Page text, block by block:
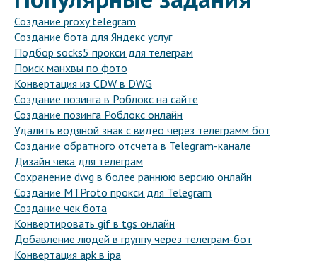
Создание proxy telegram
Создание бота для Яндекс услуг
Подбор socks5 прокси для телеграм
Поиск манхвы по фото
Конвертация из CDW в DWG
Создание позинга в Роблокс на сайте
Создание позинга Роблокс онлайн
Удалить водяной знак с видео через телеграмм бот
Создание обратного отсчета в Telegram-канале
Дизайн чека для телеграм
Сохранение dwg в более раннюю версию онлайн
Создание MTProto прокси для Telegram
Создание чек бота
Конвертировать gif в tgs онлайн
Добавление людей в группу через телеграм-бот
Конвертация apk в ipa